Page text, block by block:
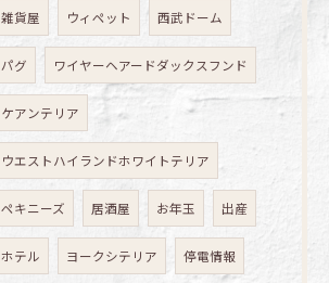
雑貨屋 ウィペット 西武ドーム
パグ ワイヤーヘアードダックスフンド
ケアンテリア
ウエストハイランドホワイトテリア
ペキニーズ 居酒屋 お年玉 出産
ホテル ヨークシテリア 停電情報